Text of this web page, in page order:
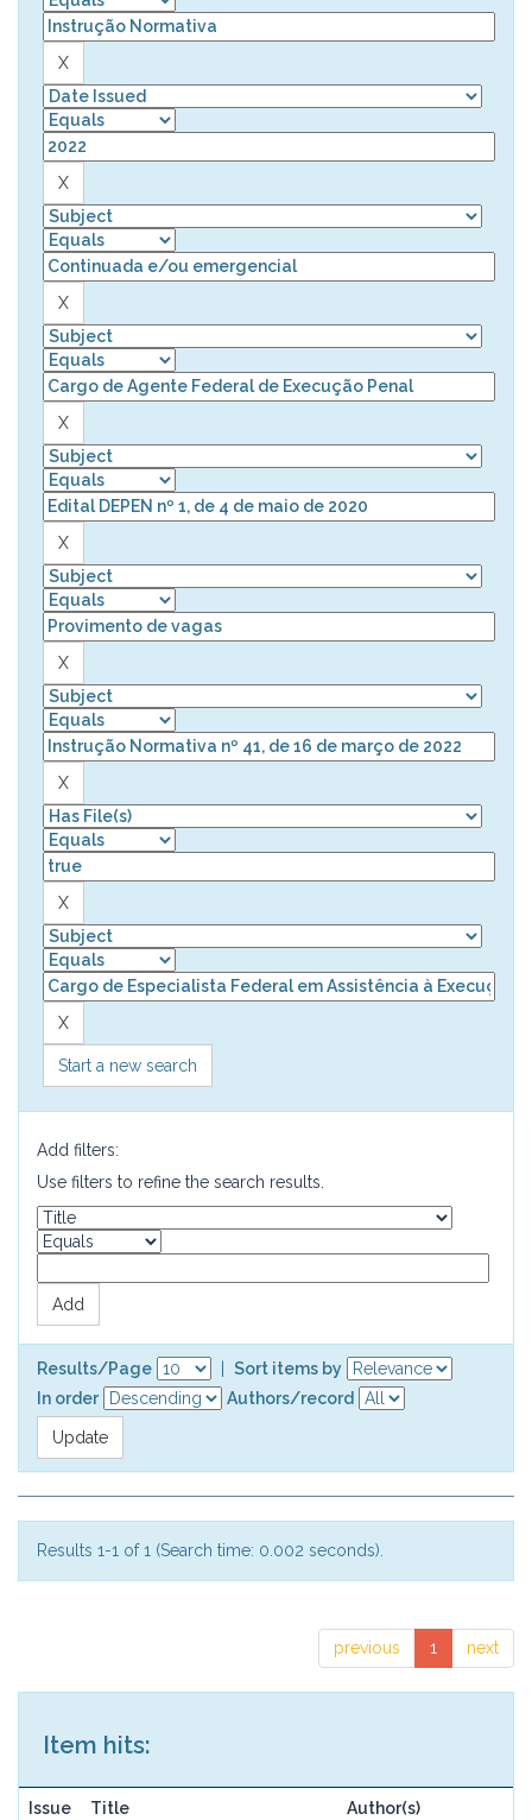
Start a new search
Add filters:
Use filters to refine the search results.
Results/Page
Sort items by
In order
Authors/record
Results 1-1 of 1 (Search time: 0.002 seconds).
previous 1 next
Item hits:
Issue Title Author(s)